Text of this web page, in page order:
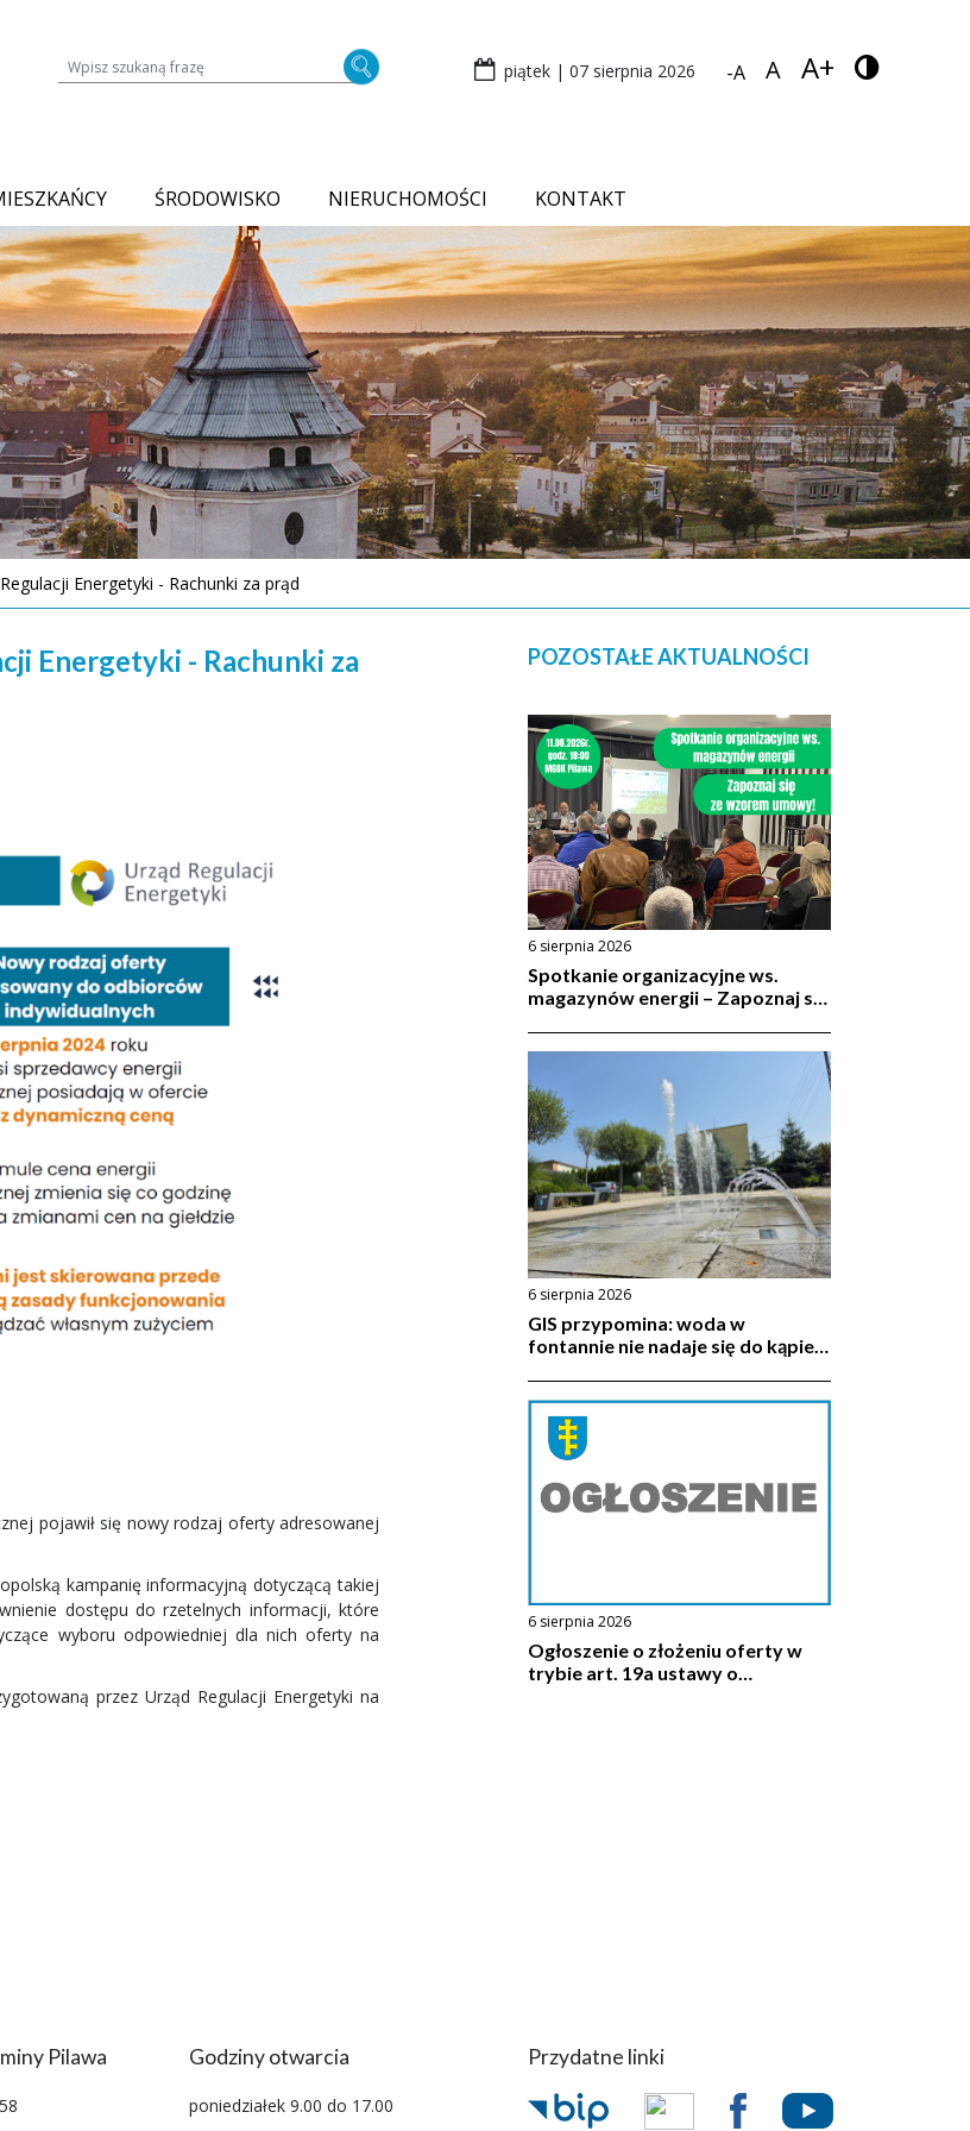
Wyszukiwarka treści na stronie piątek | 07 sierpnia 2026 -A A A+
ŚRODOWISKO NIERUCHOMOŚCI KONTAKT
Energetyki - Rachunki za prąd
Energetyki - Rachunki za
pojawił się nowy rodzaj oferty adresowanej
kampanię informacyjną dotyczącą takiej
dostępu do rzetelnych informacji, które
wyboru odpowiedniej dla nich oferty na
przez Urząd Regulacji Energetyki na
POZOSTAŁE AKTUALNOŚCI
6 sierpnia 2026
Spotkanie organizacyjne ws.
magazynów energii – Zapoznaj się
6 sierpnia 2026
GIS przypomina: woda w
fontannie nie nadaje się do kąpieli
6 sierpnia 2026
Ogłoszenie o złożeniu oferty w
trybie art. 19a ustawy o
Pilawa Godziny otwarcia
poniedziałek 9.00 do 17.00
Przydatne linki